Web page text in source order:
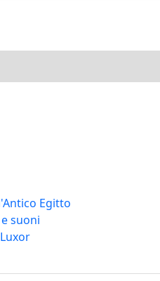
Egitto
suoni